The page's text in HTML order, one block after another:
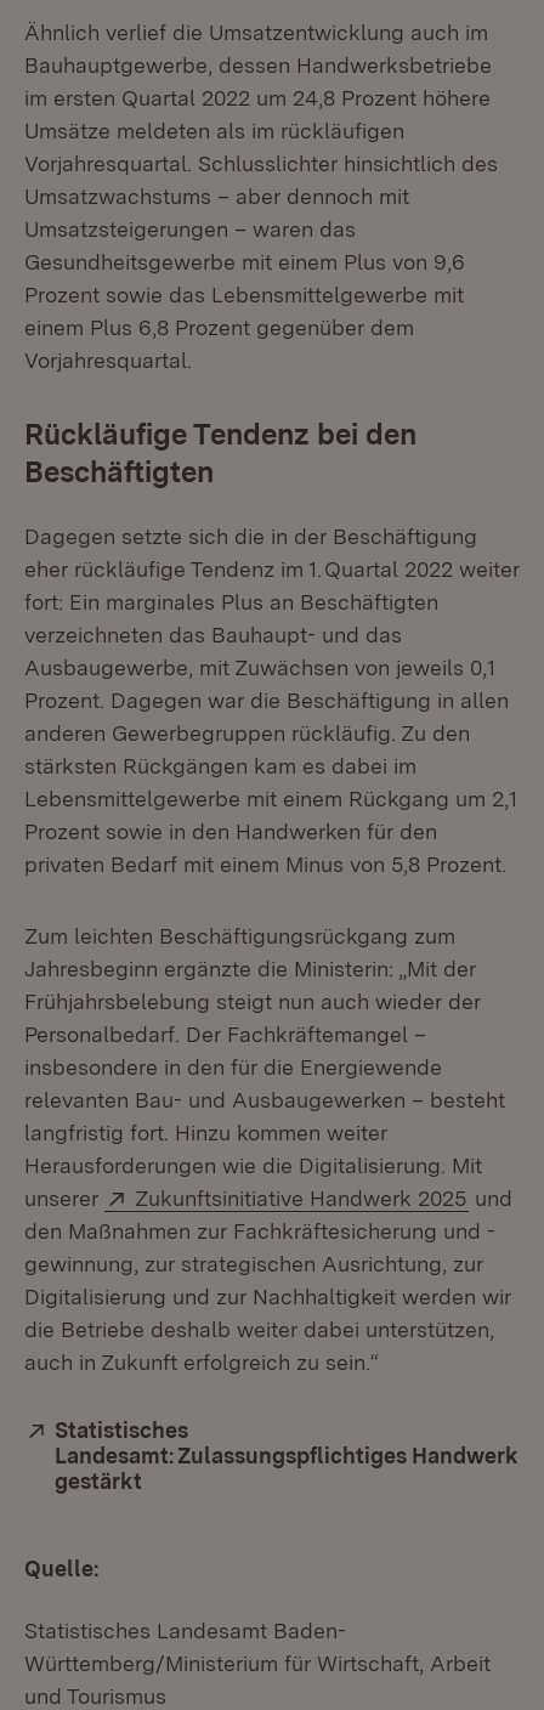
Ähnlich verlief die Umsatzentwicklung auch im
Bauhauptgewerbe, dessen Handwerksbetriebe
im ersten Quartal 2022 um 24,8 Prozent höhere
Umsätze meldeten als im rückläufigen
Vorjahresquartal. Schlusslichter hinsichtlich des
Umsatzwachstums – aber dennoch mit
Umsatzsteigerungen – waren das
Gesundheitsgewerbe mit einem Plus von 9,6
Prozent sowie das Lebensmittelgewerbe mit
einem Plus 6,8 Prozent gegenüber dem
Vorjahresquartal.
Rückläufige Tendenz bei den
Beschäftigten
Dagegen setzte sich die in der Beschäftigung
eher rückläufige Tendenz im 1. Quartal 2022 weiter
fort: Ein marginales Plus an Beschäftigten
verzeichneten das Bauhaupt- und das
Ausbaugewerbe, mit Zuwächsen von jeweils 0,1
Prozent. Dagegen war die Beschäftigung in allen
anderen Gewerbegruppen rückläufig. Zu den
stärksten Rückgängen kam es dabei im
Lebensmittelgewerbe mit einem Rückgang um 2,1
Prozent sowie in den Handwerken für den
privaten Bedarf mit einem Minus von 5,8 Prozent.
Zum leichten Beschäftigungsrückgang zum
Jahresbeginn ergänzte die Ministerin: „Mit der
Frühjahrsbelebung steigt nun auch wieder der
Personalbedarf. Der Fachkräftemangel –
insbesondere in den für die Energiewende
relevanten Bau- und Ausbaugewerken – besteht
langfristig fort. Hinzu kommen weiter
Herausforderungen wie die Digitalisierung. Mit
unserer
Extern:
Zukunftsinitiative Handwerk 2025 und
den Maßnahmen zur Fachkräftesicherung und -
gewinnung, zur strategischen Ausrichtung, zur
Digitalisierung und zur Nachhaltigkeit werden wir
die Betriebe deshalb weiter dabei unterstützen,
auch in Zukunft erfolgreich zu sein.“
Extern:
Statistisches
Landesamt: Zulassungspflichtiges Handwerk
gestärkt
Quelle:
Statistisches Landesamt Baden-
Württemberg/Ministerium für Wirtschaft, Arbeit
und Tourismus